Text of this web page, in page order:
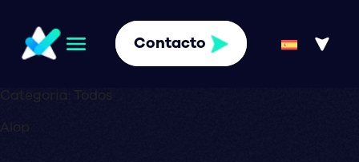
Contacto
Categoria: Todos
Alop